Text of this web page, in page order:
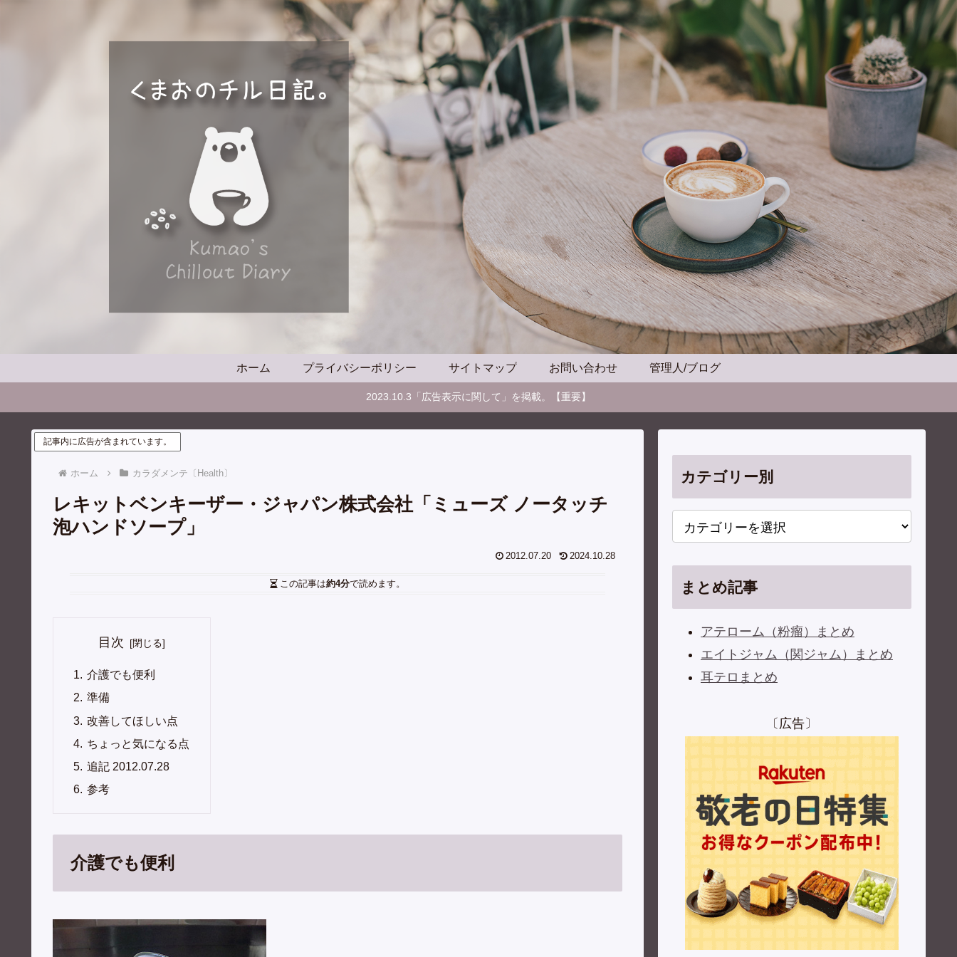
ホーム プライバシーポリシー サイトマップ お問い合わせ 管理人/ブログ
2023.10.3「広告表示に関して」を掲載。【重要】
記事内に広告が含まれています。
ホーム カラダメンテ〔Health〕
レキットベンキーザー・ジャパン株式会社「ミューズ ノータッチ
泡ハンドソープ」
2012.07.20 2024.10.28
この記事は約4分で読めます。
目次
介護でも便利
準備
改善してほしい点
ちょっと気になる点
追記 2012.07.28
参考
介護でも便利
カテゴリー別
まとめ記事
アテローム（粉瘤）まとめ
エイトジャム（関ジャム）まとめ
耳テロまとめ
〔広告〕